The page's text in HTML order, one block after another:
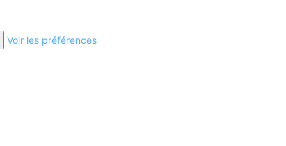
Voir les préférences